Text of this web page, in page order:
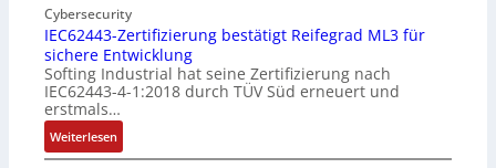
i
n
f
a
c
h
e
S
Cybersecurity
IEC62443-Zertifizierung bestätigt Reifegrad ML3 für
sichere Entwicklung
Softing Industrial hat seine Zertifizierung nach
IEC62443-4-1:2018 durch TÜV Süd erneuert und
erstmals…
Weiterlesen:
I